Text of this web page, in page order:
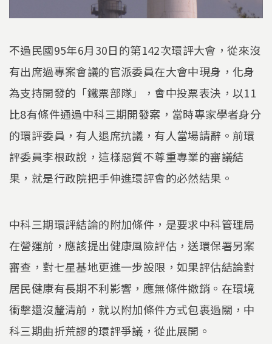
不過民國95年6月30日的第142次環評大會，從來沒
有出席過專案會議的官派委員在大會中現身，化身
為支持開發的「鐵票部隊」，會中投票表決，以11
比8有條件通過中科三期開發案，當時專家學者身分
的環評委員，有人退席抗議，有人當場請辭。前環
評委員李根政說，這樣惡質不尊重專業的審議結
果，就是行政院把手伸進環評會的必然結果。
中科三期環評結論的附加條件，是要求中科管理局
在營運前，應該提出健康風險評估，送環保署另案
審查，對七星基地更進一步設限，如果評估結論對
居民健康有長期不利影響，應無條件撤銷。在環境
衝擊還沒釐清前，就以附加條件方式包裹過關，中
科三期曲折荒謬的環評爭議，從此展開。